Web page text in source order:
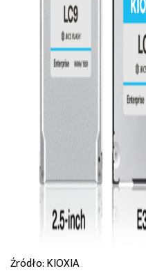
Źródło: KIOXIA